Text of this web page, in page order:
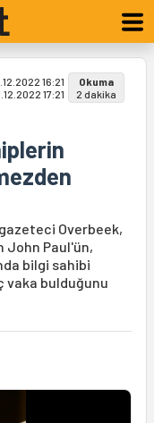
16:21
17:21
Okuma
2 dakika
Overbeek,
John Paul'ün,
bilgi sahibi
bulduğunu